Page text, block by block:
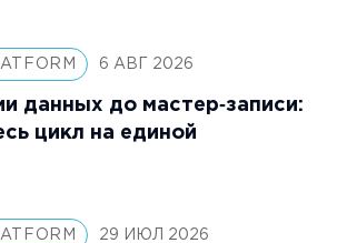
6 АВГ 2026
данных до мастер‑записи:
цикл на единой
29 ИЮЛ 2026